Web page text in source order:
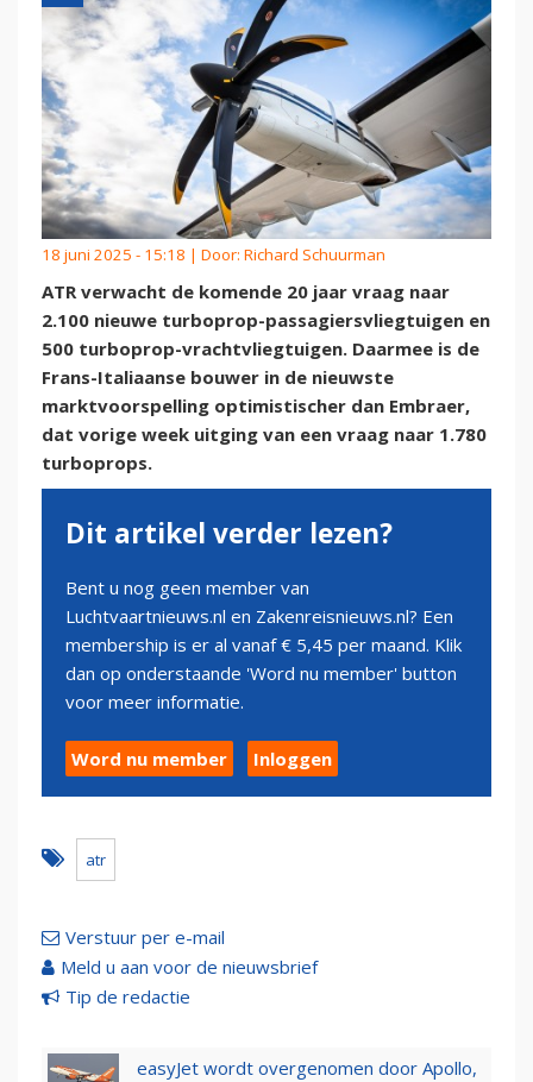
18 juni 2025 - 15:18 | Door: Richard Schuurman
ATR verwacht de komende 20 jaar vraag naar
2.100 nieuwe turboprop-passagiersvliegtuigen en
500 turboprop-vrachtvliegtuigen. Daarmee is de
Frans-Italiaanse bouwer in de nieuwste
marktvoorspelling optimistischer dan Embraer,
dat vorige week uitging van een vraag naar 1.780
turboprops.
Dit artikel verder lezen?
Bent u nog geen member van
Luchtvaartnieuws.nl en Zakenreisnieuws.nl? Een
membership is er al vanaf € 5,45 per maand. Klik
dan op onderstaande 'Word nu member' button
voor meer informatie.
Word nu member Inloggen
atr
Verstuur per e-mail
Meld u aan voor de nieuwsbrief
Tip de redactie
easyJet wordt overgenomen door Apollo,